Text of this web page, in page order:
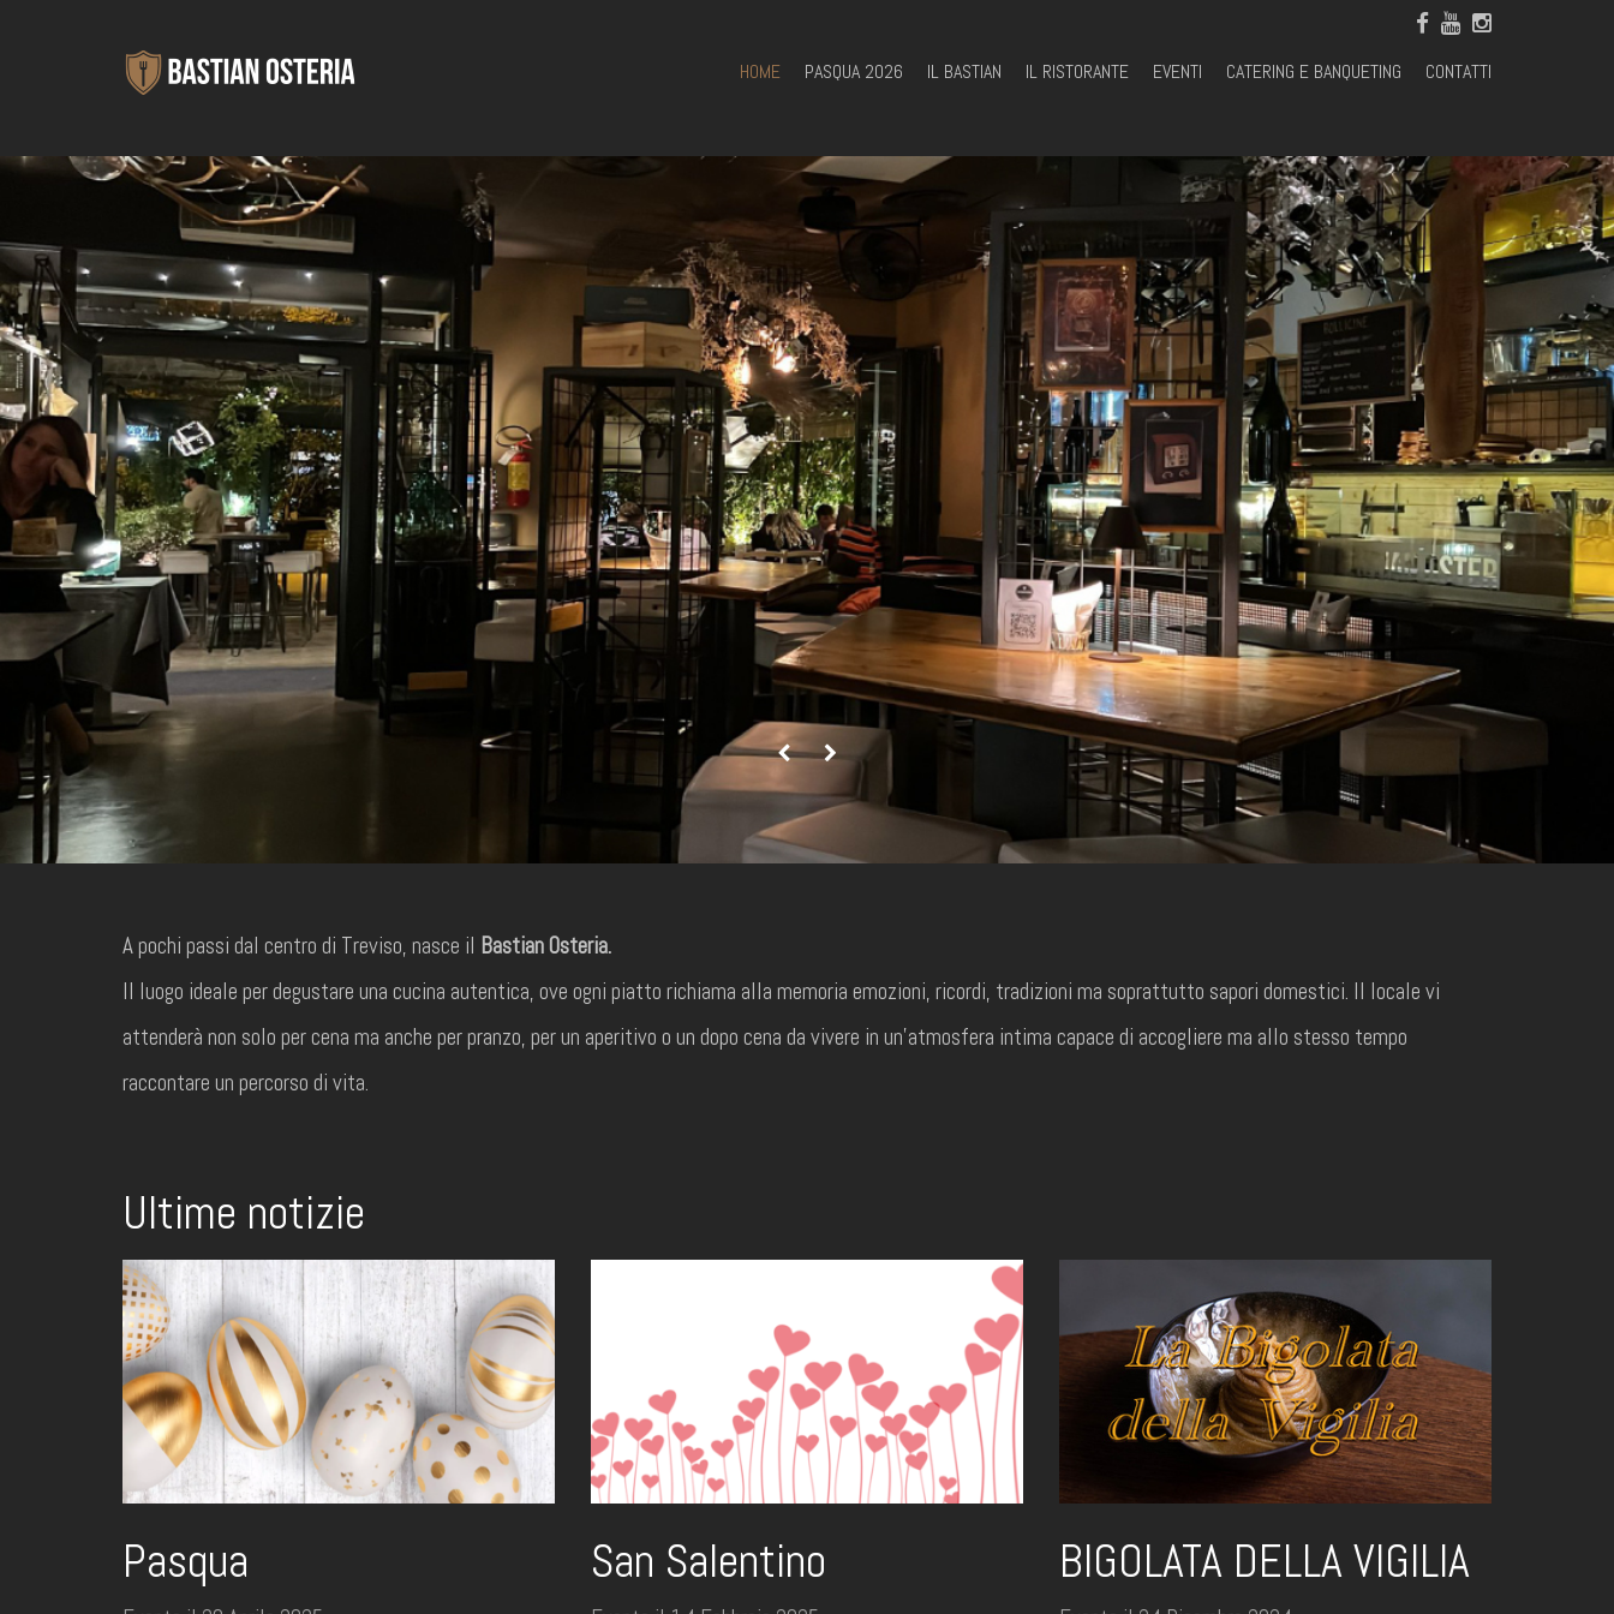
HOME PASQUA 2026 IL BASTIAN IL RISTORANTE EVENTI CATERING E BANQUETING CONTATTI
A pochi passi dal centro di Treviso, nasce il Bastian Osteria.
Il luogo ideale per degustare una cucina autentica, ove ogni piatto richiama alla memoria emozioni, ricordi, tradizioni ma soprattutto sapori domestici. Il locale vi
attenderà non solo per cena ma anche per pranzo, per un aperitivo o un dopo cena da vivere in un’atmosfera intima capace di accogliere ma allo stesso tempo
raccontare un percorso di vita.
Ultime notizie
Pasqua San Salentino BIGOLATA DELLA VIGILIA